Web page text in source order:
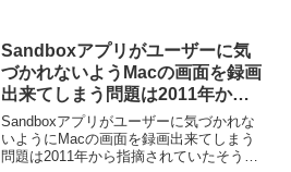
Sandboxアプリがユーザーに気
づかれないようMacの画面を録画
出来てしまう問題は2011年から
指摘され、Macアプリの
Sandbox化自体が戦略ミスだっ
た？
Sandboxアプリがユーザーに気づかれな
いようにMacの画面を録画出来てしまう
問題は2011年から指摘されていたそうで